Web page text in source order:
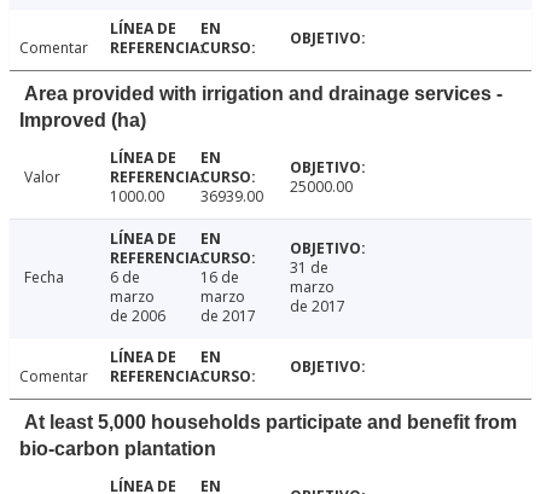
Comentar
Area provided with irrigation and drainage services -
Improved (ha)
Valor
1000.00
36939.00 25000.00
Fecha
6 de
marzo
de 2006
16 de
marzo
de 2017
31 de
marzo
de 2017
Comentar
At least 5,000 households participate and benefit from
bio-carbon plantation